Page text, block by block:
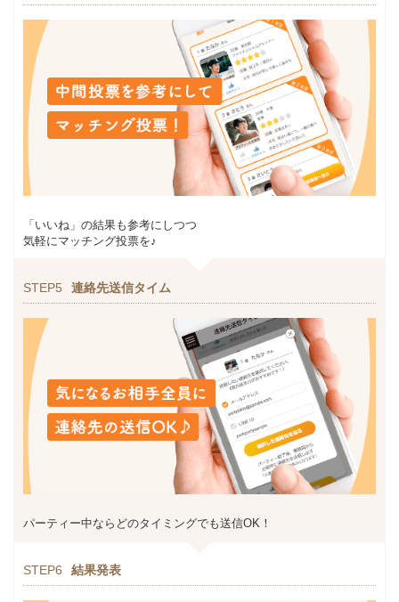
「いいね」の結果も参考にしつつ
気軽にマッチング投票を♪
STEP5 連絡先送信タイム
パーティー中ならどのタイミングでも送信OK！
STEP6 結果発表